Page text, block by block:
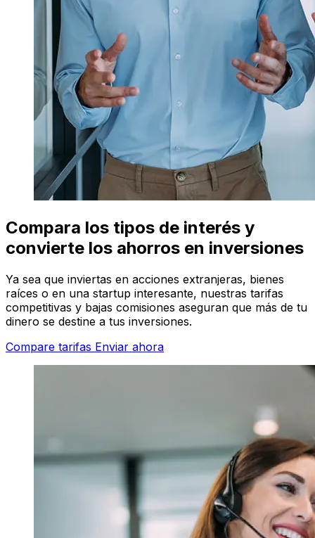
Compara los tipos de interés y
convierte los ahorros en inversiones
Ya sea que inviertas en acciones extranjeras, bienes
raíces o en una startup interesante, nuestras tarifas
competitivas y bajas comisiones aseguran que más de tu
dinero se destine a tus inversiones.
Compare tarifas Enviar ahora